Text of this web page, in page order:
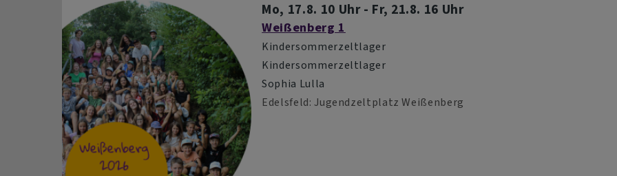
Mo, 17.8. 10 Uhr - Fr, 21.8. 16 Uhr
Weißenberg 1
Kindersommerzeltlager
Kindersommerzeltlager
Sophia Lulla
Edelsfeld Jugendzeltplatz Weißenberg